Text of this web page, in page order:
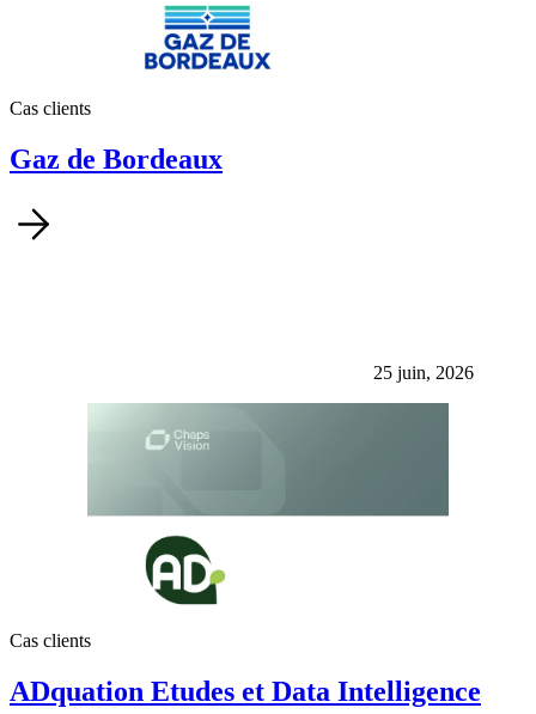
Cas clients
Gaz de Bordeaux
25 juin, 2026
Cas clients
ADquation Etudes et Data Intelligence